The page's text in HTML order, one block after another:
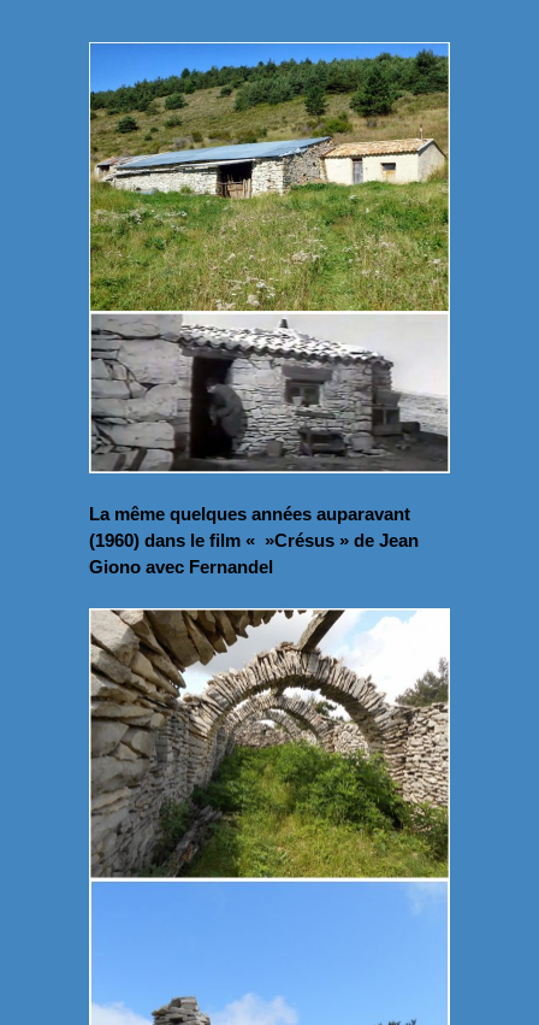
La même quelques années auparavant
(1960) dans le film « »Crésus » de Jean
Giono avec Fernandel